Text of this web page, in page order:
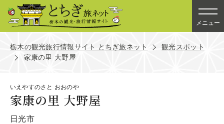
メニュー
栃木の観光旅行情報サイト とちぎ旅ネット
観光スポット
家康の里 大野屋
いえやすのさと おおのや
家康の里 大野屋
日光市